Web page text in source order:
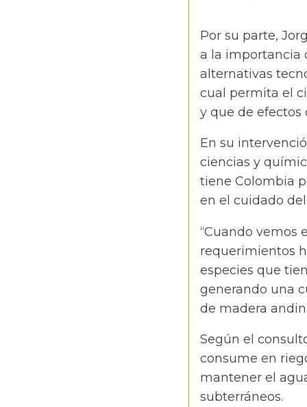
Por su parte,
a la importancia
alternativas
cual permita el
y que de
En su
ciencias y
tiene Colombia
en el cuidado
“Cuando vemos
requerimientos
especies que
generando una
de madera
Según el
consume en
mantener el
subterráneos.